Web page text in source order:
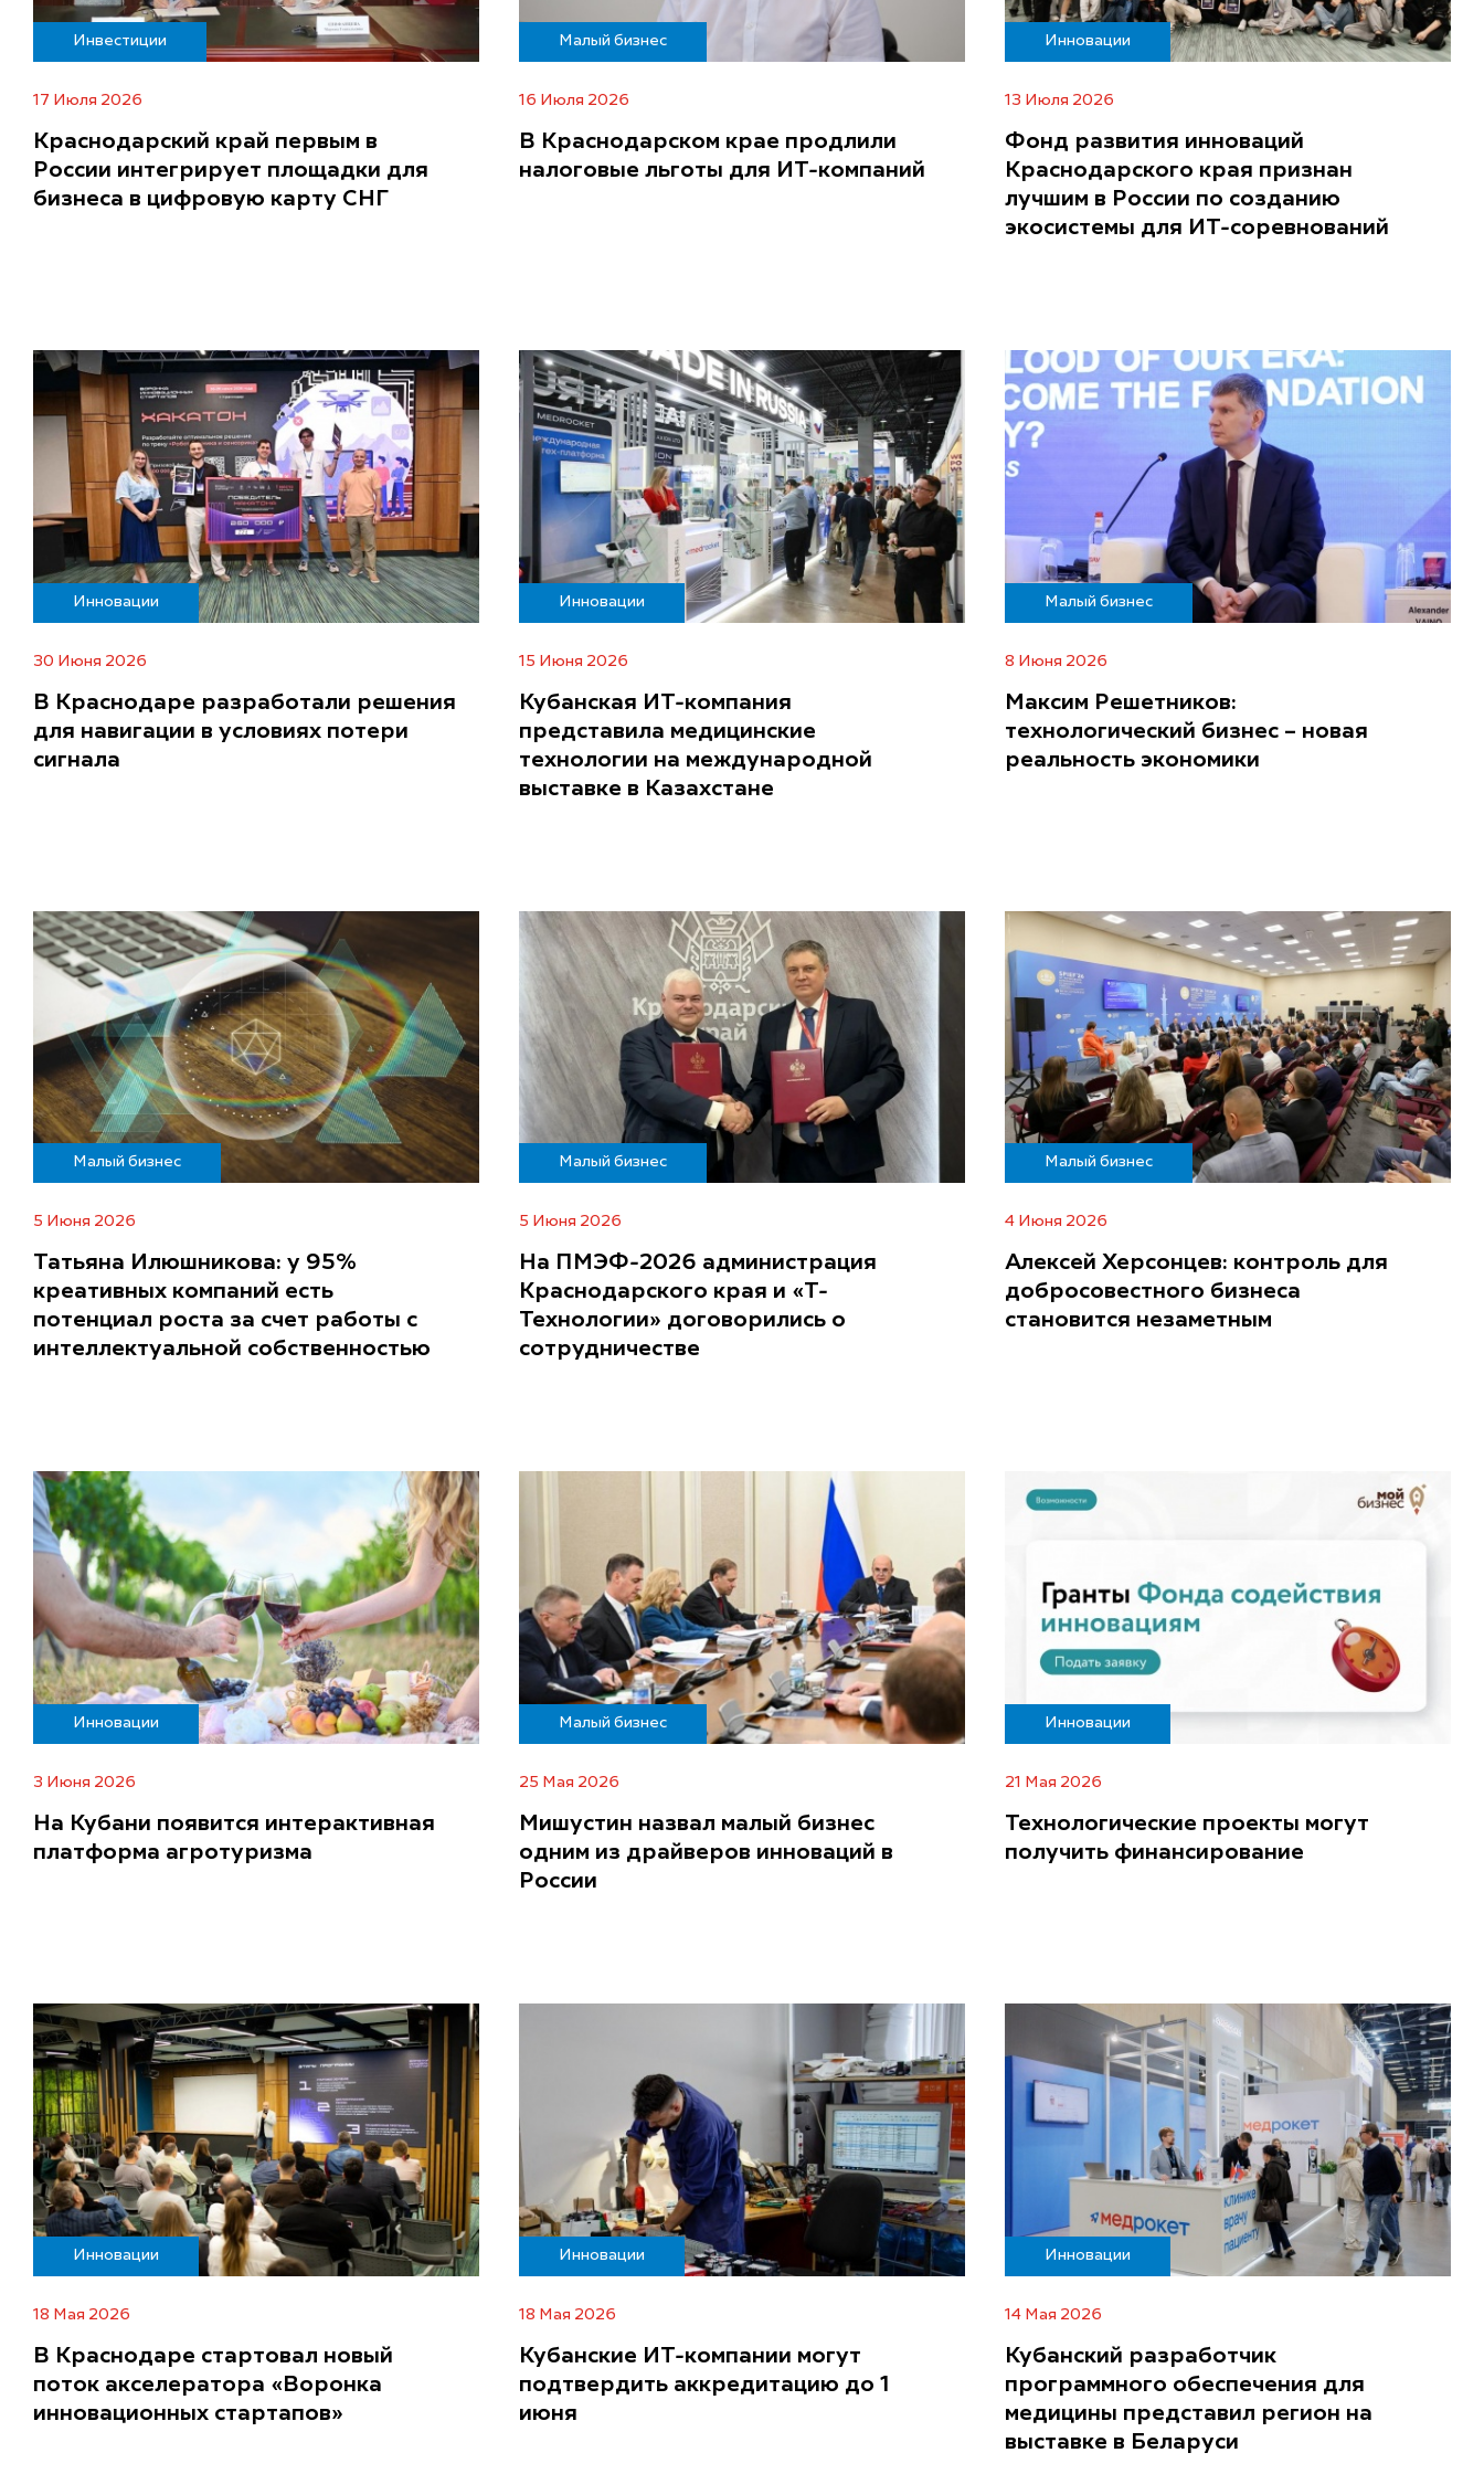
Инвестиции
17 Июля 2026
Краснодарский край первым в
России интегрирует площадки для
бизнеса в цифровую карту СНГ
Малый бизнес
16 Июля 2026
В Краснодарском крае продлили
налоговые льготы для ИТ-компаний
Инновации
13 Июля 2026
Фонд развития инноваций
Краснодарского края признан
лучшим в России по созданию
экосистемы для ИТ-соревнований
Инновации
30 Июня 2026
В Краснодаре разработали решения
для навигации в условиях потери
сигнала
Инновации
15 Июня 2026
Кубанская ИТ-компания
представила медицинские
технологии на международной
выставке в Казахстане
Малый бизнес
8 Июня 2026
Максим Решетников:
технологический бизнес – новая
реальность экономики
Малый бизнес
5 Июня 2026
Татьяна Илюшникова: у 95%
креативных компаний есть
потенциал роста за счет работы с
интеллектуальной собственностью
Малый бизнес
5 Июня 2026
На ПМЭФ-2026 администрация
Краснодарского края и «Т-
Технологии» договорились о
сотрудничестве
Малый бизнес
4 Июня 2026
Алексей Херсонцев: контроль для
добросовестного бизнеса
становится незаметным
Инновации
3 Июня 2026
На Кубани появится интерактивная
платформа агротуризма
Малый бизнес
25 Мая 2026
Мишустин назвал малый бизнес
одним из драйверов инноваций в
России
Инновации
21 Мая 2026
Технологические проекты могут
получить финансирование
Инновации
18 Мая 2026
В Краснодаре стартовал новый
поток акселератора «Воронка
инновационных стартапов»
Инновации
18 Мая 2026
Кубанские ИТ-компании могут
подтвердить аккредитацию до 1
июня
Инновации
14 Мая 2026
Кубанский разработчик
программного обеспечения для
медицины представил регион на
выставке в Беларуси